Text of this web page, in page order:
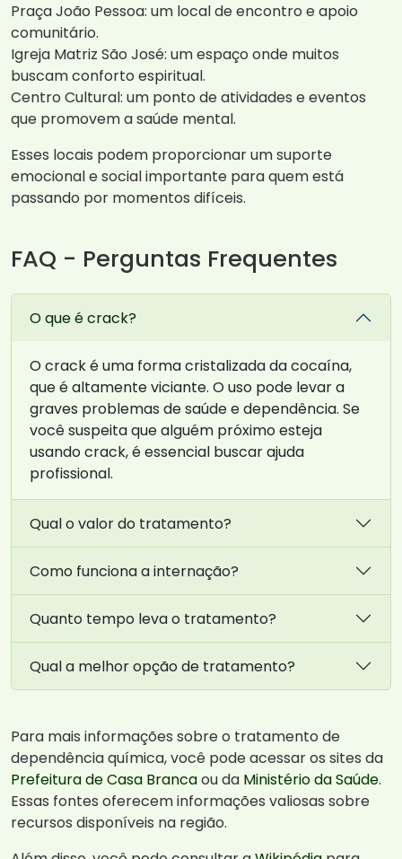
Praça João Pessoa: um local de encontro e apoio
comunitário.
Igreja Matriz São José: um espaço onde muitos
buscam conforto espiritual.
Centro Cultural: um ponto de atividades e eventos
que promovem a saúde mental.
Esses locais podem proporcionar um suporte
emocional e social importante para quem está
passando por momentos difíceis.
FAQ - Perguntas Frequentes
O que é crack?
O crack é uma forma cristalizada da cocaína,
que é altamente viciante. O uso pode levar a
graves problemas de saúde e dependência. Se
você suspeita que alguém próximo esteja
usando crack, é essencial buscar ajuda
profissional.
Qual o valor do tratamento?
Como funciona a internação?
Quanto tempo leva o tratamento?
Qual a melhor opção de tratamento?
Para mais informações sobre o tratamento de
dependência química, você pode acessar os sites da
Prefeitura de Casa Brancaou da Ministério da Saúde.
Essas fontes oferecem informações valiosas sobre
recursos disponíveis na região.